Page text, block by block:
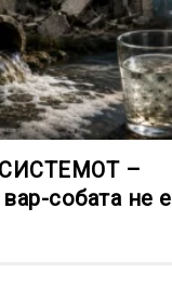
–
собата не е